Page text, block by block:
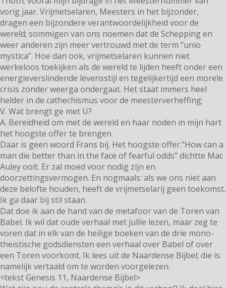
vorig jaar. Vrijmetselaren, Meesters in het bijzonder,
dragen een bijzondere verantwoordelijkheid voor de
wereld; sommigen van ons noemen dat de Schepping en
weer anderen zijn meer vertrouwd met de term “unio
mystica”. Hoe dan ook, vrijmetselaren kunnen niet
werkeloos toekijken als de wereld te lijden heeft onder een
energieverslindende levensstijl en tegelijkertijd een morele
crisis zonder weerga ondergaat. Het staat immers heel
helder in de cathechismus voor de meesterverheffing:
V. Wat brengt ge met U?
A. Bereidheid om met de wereld en haar noden in mijn hart
het hoogste offer te brengen.
Daar is geen woord Frans bij. Het hoogste offer.”How can a
man die better than in the face of fearful odds” dichtte Mac
Auley ooit. Er zal moed voor nodig zijn en
doorzettingsvermogen. En nogmaals: als we ons niet aan
deze belofte houden, heeft de vrijmetselarij geen toekomst.
Ik ga daar bij stil staan.
Dat doe ik aan de hand van de metafoor van de Toren van
Babel. Ik wil dat oude verhaal met jullie lezen, maar zeg te
voren dat in elk van de heilige boeken van de drie mono-
theïstische godsdiensten een verhaal over Babel of over
een Toren voorkomt. Ik lees uit de Naardense Bijbel; die is
namelijk vertaald om te worden voorgelezen.
<tekst Genesis 11, Naardense Bijbel>